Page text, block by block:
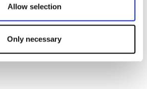
Allow selection
Only necessary